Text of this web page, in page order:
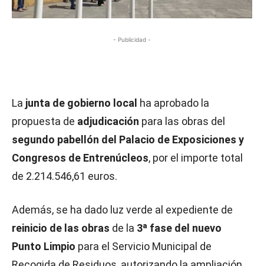
- Publicidad -
La junta de gobierno local ha aprobado la
propuesta de adjudicación para las obras del
segundo pabellón del Palacio de Exposiciones y
Congresos de Entrenúcleos, por el importe total
de 2.214.546,61 euros.
Además, se ha dado luz verde al expediente de
reinicio de las obras de la 3ª fase del nuevo
Punto Limpio para el Servicio Municipal de